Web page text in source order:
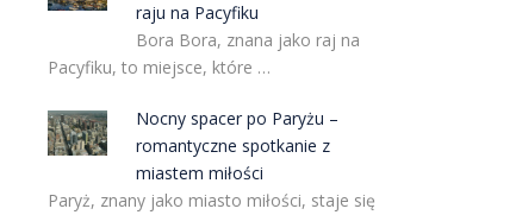
raju na Pacyfiku
Bora Bora, znana jako raj na
Pacyfiku, to miejsce, które …
Nocny spacer po Paryżu –
romantyczne spotkanie z
miastem miłości
Paryż, znany jako miasto miłości, staje się